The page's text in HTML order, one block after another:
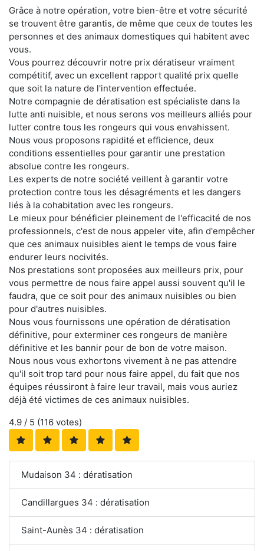
Grâce à notre opération, votre bien-être et votre sécurité
se trouvent être garantis, de même que ceux de toutes les
personnes et des animaux domestiques qui habitent avec
vous.
Vous pourrez découvrir notre prix dératiseur vraiment
compétitif, avec un excellent rapport qualité prix quelle
que soit la nature de l'intervention effectuée.
Notre compagnie de dératisation est spécialiste dans la
lutte anti nuisible, et nous serons vos meilleurs alliés pour
lutter contre tous les rongeurs qui vous envahissent.
Nous vous proposons rapidité et efficience, deux
conditions essentielles pour garantir une prestation
absolue contre les rongeurs.
Les experts de notre société veillent à garantir votre
protection contre tous les désagréments et les dangers
liés à la cohabitation avec les rongeurs.
Le mieux pour bénéficier pleinement de l'efficacité de nos
professionnels, c'est de nous appeler vite, afin d'empêcher
que ces animaux nuisibles aient le temps de vous faire
endurer leurs nocivités.
Nos prestations sont proposées aux meilleurs prix, pour
vous permettre de nous faire appel aussi souvent qu'il le
faudra, que ce soit pour des animaux nuisibles ou bien
pour d'autres nuisibles.
Nous vous fournissons une opération de dératisation
définitive, pour exterminer ces rongeurs de manière
définitive et les bannir pour de bon de votre maison.
Nous nous vous exhortons vivement à ne pas attendre
qu'il soit trop tard pour nous faire appel, du fait que nos
équipes réussiront à faire leur travail, mais vous auriez
déjà été victimes de ces animaux nuisibles.
4.9 / 5 (116 votes)
Mudaison 34 : dératisation
Candillargues 34 : dératisation
Saint-Aunès 34 : dératisation